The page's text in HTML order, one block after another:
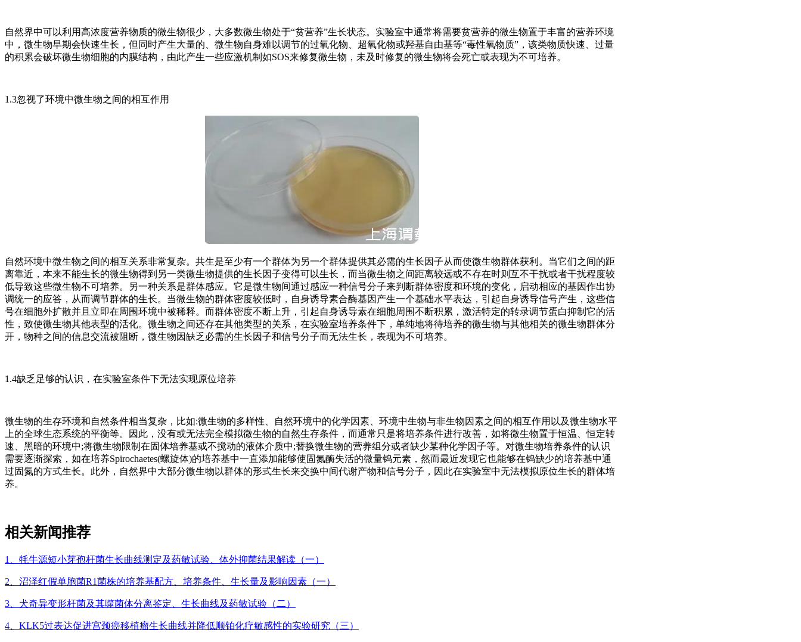
自然界中可以利用高浓度营养物质的微生物很少，大多数微生物处于“贫营养”生长状态。实验室中通常将需要贫营养的微生物置于丰富的营养环境
中，微生物早期会快速生长，但同时产生大量的、微生物自身难以调节的过氧化物、超氧化物或羟基自由基等“毒性氧物质”，该类物质快速、过量
的积累会破坏微生物细胞的内膜结构，由此产生一些应激机制如SOS来修复微生物，未及时修复的微生物将会死亡或表现为不可培养。
1.3忽视了环境中微生物之间的相互作用
自然环境中微生物之间的相互关系非常复杂。共生是至少有一个群体为另一个群体提供其必需的生长因子从而使微生物群体获利。当它们之间的距
离靠近，本来不能生长的微生物得到另一类微生物提供的生长因子变得可以生长，而当微生物之间距离较远或不存在时则互不干扰或者干扰程度较
低导致这些微生物不可培养。另一种关系是群体感应。它是微生物间通过感应一种信号分子来判断群体密度和环境的变化，启动相应的基因作出协
调统一的应答，从而调节群体的生长。当微生物的群体密度较低时，自身诱导素合酶基因产生一个基础水平表达，引起自身诱导信号产生，这些信
号在细胞外扩散并且立即在周围环境中被稀释。而群体密度不断上升，引起自身诱导素在细胞周围不断积累，激活特定的转录调节蛋白抑制它的活
性，致使微生物其他表型的活化。微生物之间还存在其他类型的关系，在实验室培养条件下，单纯地将待培养的微生物与其他相关的微生物群体分
开，物种之间的信息交流被阻断，微生物因缺乏必需的生长因子和信号分子而无法生长，表现为不可培养。
1.4缺乏足够的认识，在实验室条件下无法实现原位培养
微生物的生存环境和自然条件相当复杂，比如:微生物的多样性、自然环境中的化学因素、环境中生物与非生物因素之间的相互作用以及微生物水平
上的全球生态系统的平衡等。因此，没有或无法完全模拟微生物的自然生存条件，而通常只是将培养条件进行改善，如将微生物置于恒温、恒定转
速、黑暗的环境中;将微生物限制在固体培养基或不搅动的液体介质中;替换微生物的营养组分或者缺少某种化学因子等。对微生物培养条件的认识
需要逐渐探索，如在培养Spirochaetes(螺旋体)的培养基中一直添加能够使固氮酶失活的微量钨元素，然而最近发现它也能够在钨缺少的培养基中通
过固氮的方式生长。此外，自然界中大部分微生物以群体的形式生长来交换中间代谢产物和信号分子，因此在实验室中无法模拟原位生长的群体培
养。
相关新闻推荐
1、牦牛源短小芽孢杆菌生长曲线测定及药敏试验、体外抑菌结果解读（一）
2、沼泽红假单胞菌R1菌株的培养基配方、培养条件、生长量及影响因素（一）
3、犬奇异变形杆菌及其噬菌体分离鉴定、生长曲线及药敏试验（二）
4、​KLK5过表达促进宫颈癌移植瘤生长曲线并降低顺铂化疗敏感性的实验研究（三）